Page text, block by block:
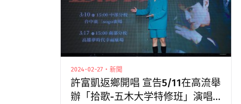
2024-02-27・新聞
許富凱返鄉開唱 宣告5/11在高流舉
辦「拾歌-五木大学特修班」演唱